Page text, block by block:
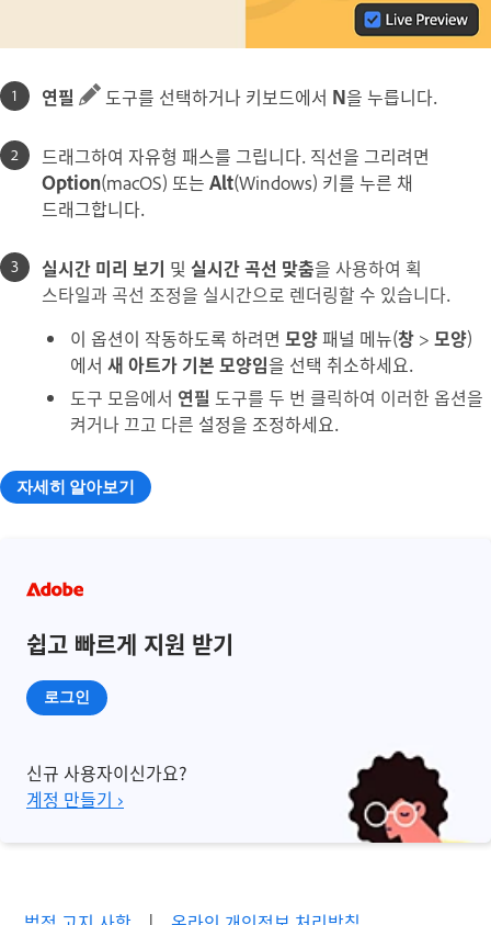
연필 도구를 선택하거나 키보드에서 N을 누릅니다.
드래그하여 자유형 패스를 그립니다. 직선을 그리려면
Option(macOS) 또는 Alt(Windows) 키를 누른 채
드래그합니다.
실시간 미리 보기 및 실시간 곡선 맞춤을 사용하여 획
스타일과 곡선 조정을 실시간으로 렌더링할 수 있습니다.
이 옵션이 작동하도록 하려면 모양패널 메뉴(창 > 모양)
에서 새 아트가 기본 모양임을 선택 취소하세요.
도구 모음에서 연필 도구를 두 번 클릭하여 이러한 옵션을
켜거나 끄고 다른 설정을 조정하세요.
자세히 알아보기
쉽고 빠르게 지원 받기
로그인
신규 사용자이신가요?
계정 만들기 ›